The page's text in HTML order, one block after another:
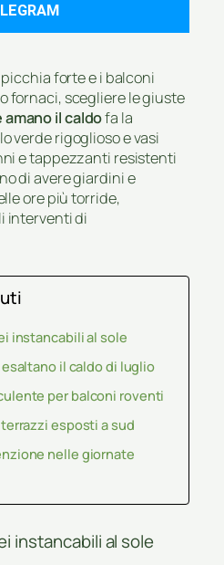
forte e i balconi
fornaci, scegliere le giuste
il caldofa la
verde rigoglioso e vasi
e tappezzanti resistenti
di avere giardini e
ore più torride,
interventi di
instancabili al sole
il caldo di luglio
per balconi roventi
esposti a sud
nelle giornate
instancabili al sole